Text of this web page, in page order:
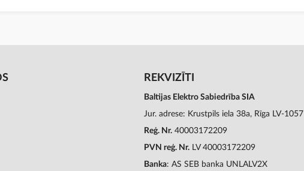
REKVIZĪTI
Baltijas Elektro Sabiedrība SIA
Jur. adrese: Krustpils iela 38a, Rīga LV-1057
Reģ. Nr. 40003172209
PVN reģ. Nr. LV 40003172209
Banka: AS SEB banka UNLALV2X